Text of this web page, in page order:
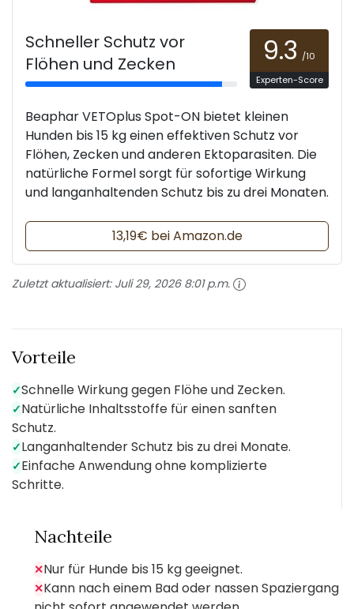
Schneller Schutz vor
Flöhen und Zecken
9.3 /10
Experten-Score
Beaphar VETOplus Spot-ON bietet kleinen
Hunden bis 15 kg einen effektiven Schutz vor
Flöhen, Zecken und anderen Ektoparasiten. Die
natürliche Formel sorgt für sofortige Wirkung
und langanhaltenden Schutz bis zu drei Monaten.
13,19€ bei Amazon.de
Zuletzt aktualisiert: Juli 29, 2026 8:01 p.m.
Vorteile
✓Schnelle Wirkung gegen Flöhe und Zecken.
✓Natürliche Inhaltsstoffe für einen sanften
Schutz.
✓Langanhaltender Schutz bis zu drei Monate.
✓Einfache Anwendung ohne komplizierte
Schritte.
Nachteile
✕Nur für Hunde bis 15 kg geeignet.
✕Kann nach einem Bad oder nassen Spaziergang